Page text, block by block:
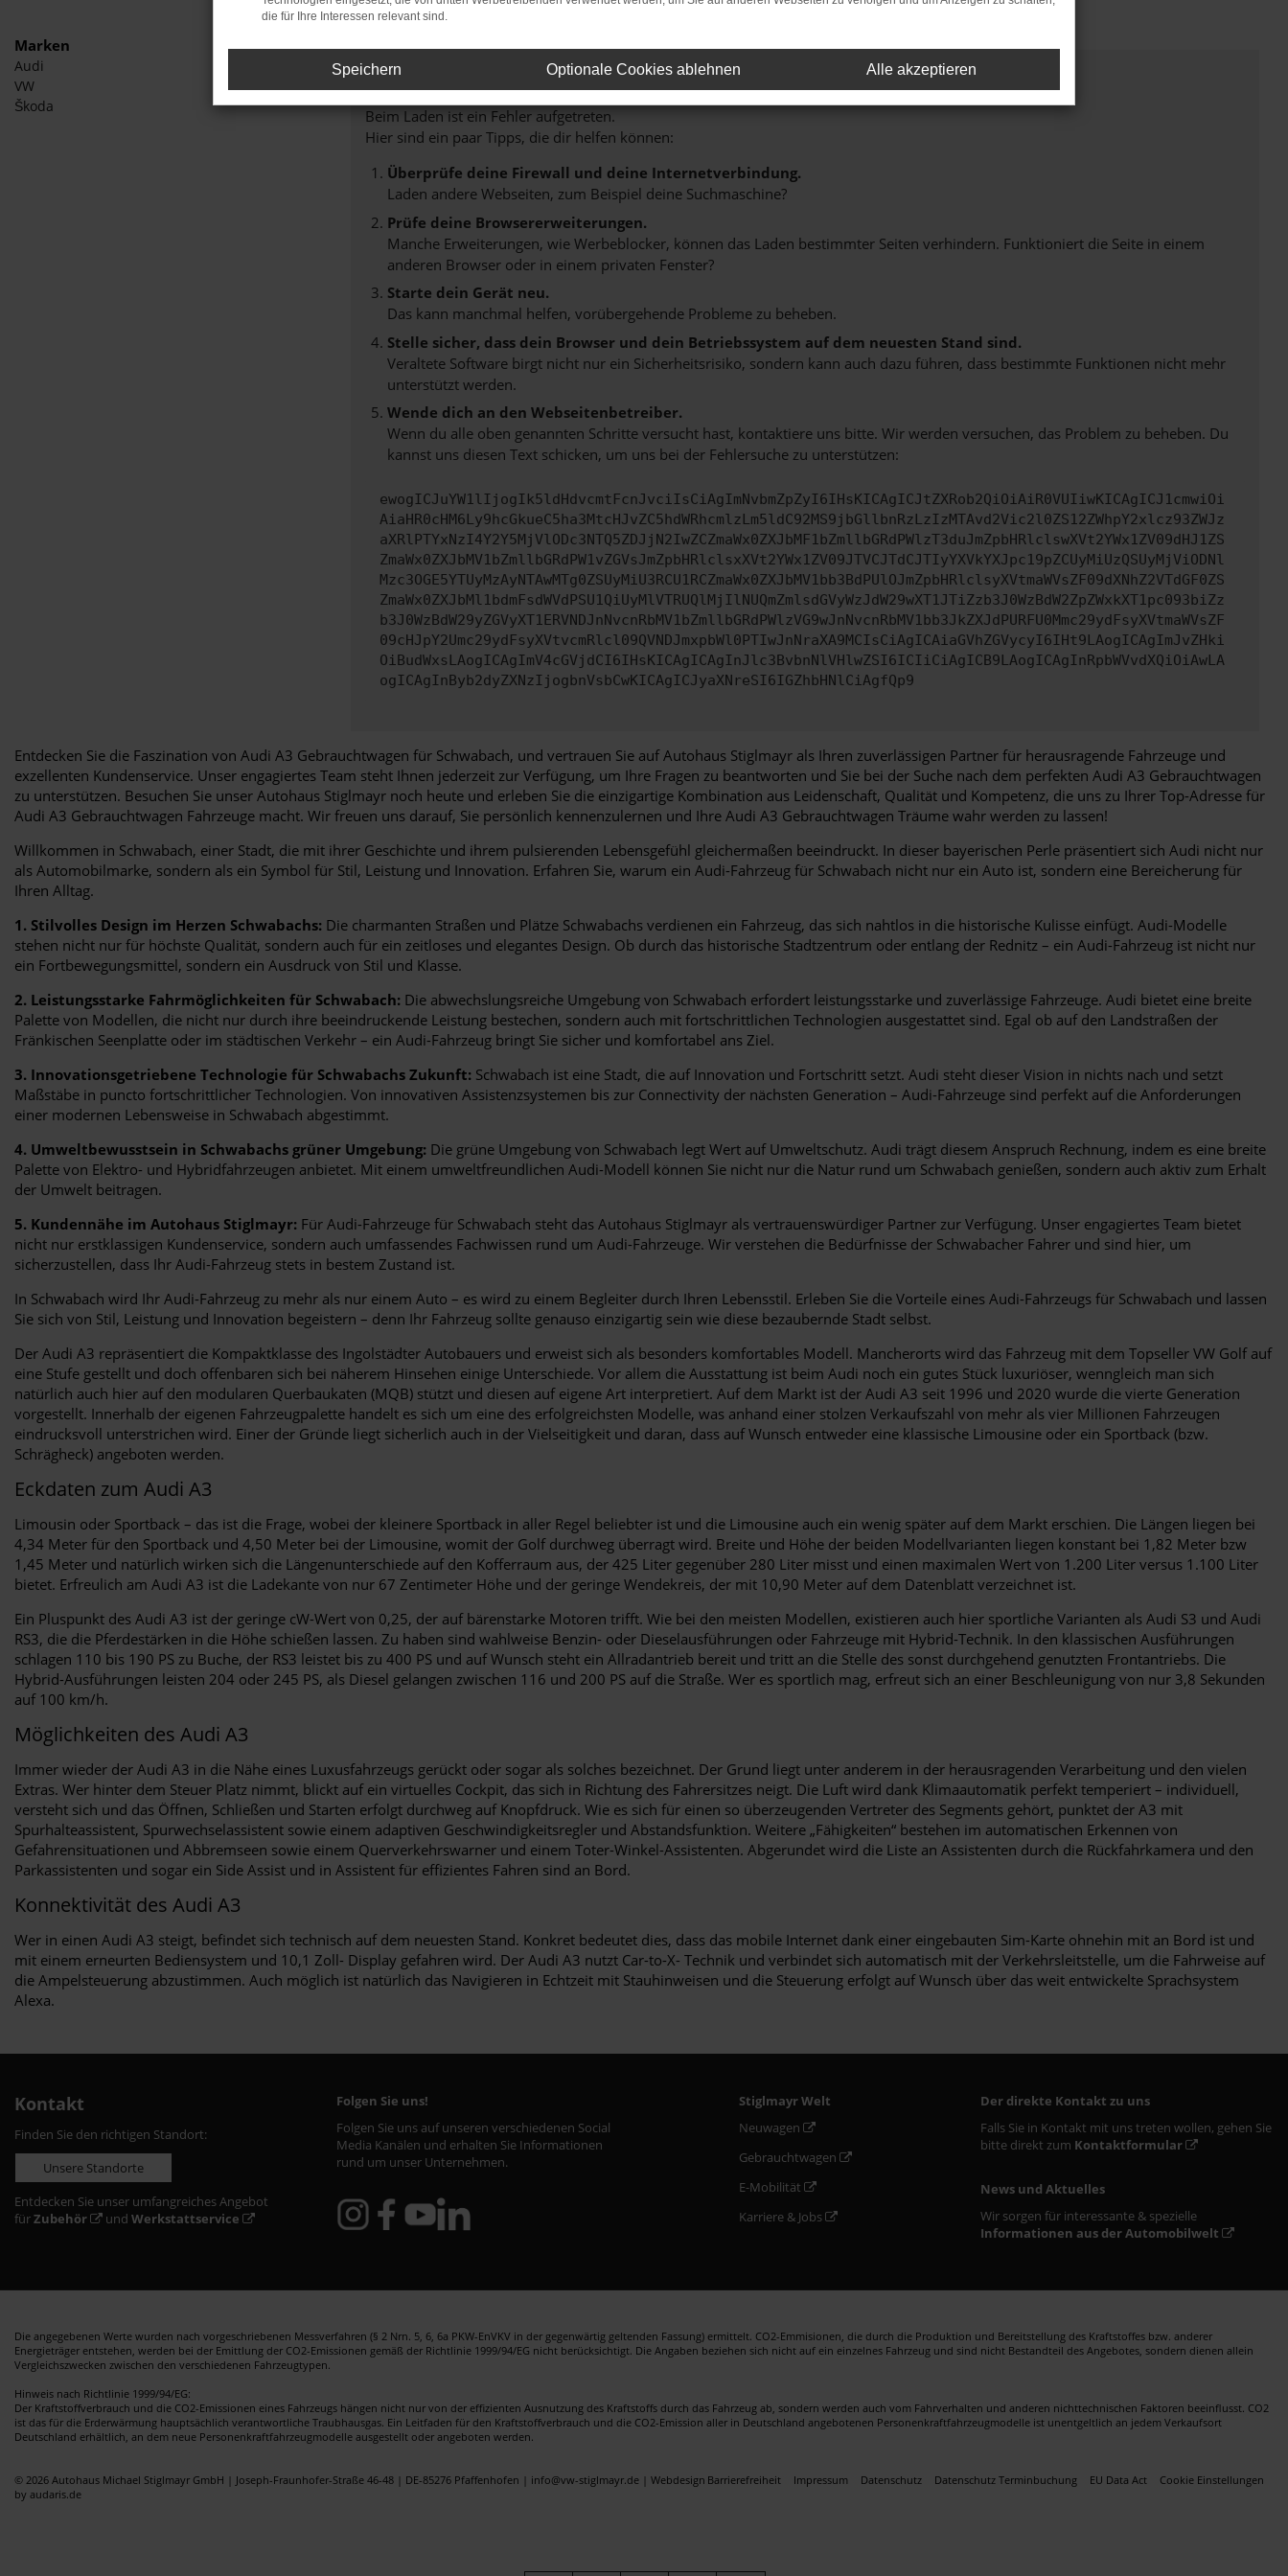
Marken
Audi
VW
Škoda
Fehler: Network Error
Beim Laden ist ein Fehler aufgetreten.
Hier sind ein paar Tipps, die dir helfen können:
Überprüfe deine Firewall und deine Internetverbindung.
Laden andere Webseiten, zum Beispiel deine Suchmaschine?
Prüfe deine Browsererweiterungen.
Manche Erweiterungen, wie Werbeblocker, können das Laden bestimmter Seiten verhindern. Funktioniert die Seite in einem
anderen Browser oder in einem privaten Fenster?
Starte dein Gerät neu.
Das kann manchmal helfen, vorübergehende Probleme zu beheben.
Stelle sicher, dass dein Browser und dein Betriebssystem auf dem neuesten Stand sind.
Veraltete Software birgt nicht nur ein Sicherheitsrisiko, sondern kann auch dazu führen, dass bestimmte Funktionen nicht mehr
unterstützt werden.
Wende dich an den Webseitenbetreiber.
Wenn du alle oben genannten Schritte versucht hast, kontaktiere uns bitte. Wir werden versuchen, das Problem zu beheben. Du
kannst uns diesen Text schicken, um uns bei der Fehlersuche zu unterstützen:
ewogICJuYW1lIjogIk5ldHdvcmtFcnJvciIsCiAgImNvbmZpZyI6IHsKICAgICJtZXRob2QiOiAiR0VUIiwKICAgICJ1cmwiOi
AiaHR0cHM6Ly9hcGkueC5ha3MtcHJvZC5hdWRhcmlzLm5ldC92MS9jbGllbnRzLzIzMTAvd2Vic2l0ZS12ZWhpY2xlcz93ZWJz
aXRlPTYxNzI4Y2Y5MjVlODc3NTQ5ZDJjN2IwZCZmaWx0ZXJbMF1bZmllbGRdPWlzT3duJmZpbHRlclswXVt2YWx1ZV09dHJ1ZS
ZmaWx0ZXJbMV1bZmllbGRdPW1vZGVsJmZpbHRlclsxXVt2YWx1ZV09JTVCJTdCJTIyYXVkYXJpc19pZCUyMiUzQSUyMjViODNl
Mzc3OGE5YTUyMzAyNTAwMTg0ZSUyMiU3RCU1RCZmaWx0ZXJbMV1bb3BdPUlOJmZpbHRlclsyXVtmaWVsZF09dXNhZ2VTdGF0ZS
ZmaWx0ZXJbMl1bdmFsdWVdPSU1QiUyMlVTRUQlMjIlNUQmZmlsdGVyWzJdW29wXT1JTiZzb3J0WzBdW2ZpZWxkXT1pc093biZz
b3J0WzBdW29yZGVyXT1ERVNDJnNvcnRbMV1bZmllbGRdPWlzVG9wJnNvcnRbMV1bb3JkZXJdPURFU0Mmc29ydFsyXVtmaWVsZF
09cHJpY2Umc29ydFsyXVtvcmRlcl09QVNDJmxpbWl0PTIwJnNraXA9MCIsCiAgICAiaGVhZGVycyI6IHt9LAogICAgImJvZHki
OiBudWxsLAogICAgImV4cGVjdCI6IHsKICAgICAgInJlc3BvbnNlVHlwZSI6ICIiCiAgICB9LAogICAgInRpbWVvdXQiOiAwLA
ogICAgInByb2dyZXNzIjogbnVsbCwKICAgICJyaXNreSI6IGZhbHNlCiAgfQp9
Entdecken Sie die Faszination von Audi A3 Gebrauchtwagen für Schwabach, und vertrauen Sie auf Autohaus Stiglmayr als Ihren zuverlässigen Partner für herausragende Fahrzeuge und
exzellenten Kundenservice. Unser engagiertes Team steht Ihnen jederzeit zur Verfügung, um Ihre Fragen zu beantworten und Sie bei der Suche nach dem perfekten Audi A3 Gebrauchtwagen
zu unterstützen. Besuchen Sie unser Autohaus Stiglmayr noch heute und erleben Sie die einzigartige Kombination aus Leidenschaft, Qualität und Kompetenz, die uns zu Ihrer Top-Adresse für
Audi A3 Gebrauchtwagen Fahrzeuge macht. Wir freuen uns darauf, Sie persönlich kennenzulernen und Ihre Audi A3 Gebrauchtwagen Träume wahr werden zu lassen!
Willkommen in Schwabach, einer Stadt, die mit ihrer Geschichte und ihrem pulsierenden Lebensgefühl gleichermaßen beeindruckt. In dieser bayerischen Perle präsentiert sich Audi nicht nur
als Automobilmarke, sondern als ein Symbol für Stil, Leistung und Innovation. Erfahren Sie, warum ein Audi-Fahrzeug für Schwabach nicht nur ein Auto ist, sondern eine Bereicherung für
Ihren Alltag.
1. Stilvolles Design im Herzen Schwabachs: Die charmanten Straßen und Plätze Schwabachs verdienen ein Fahrzeug, das sich nahtlos in die historische Kulisse einfügt. Audi-Modelle
stehen nicht nur für höchste Qualität, sondern auch für ein zeitloses und elegantes Design. Ob durch das historische Stadtzentrum oder entlang der Rednitz – ein Audi-Fahrzeug ist nicht nur
ein Fortbewegungsmittel, sondern ein Ausdruck von Stil und Klasse.
2. Leistungsstarke Fahrmöglichkeiten für Schwabach: Die abwechslungsreiche Umgebung von Schwabach erfordert leistungsstarke und zuverlässige Fahrzeuge. Audi bietet eine breite
Palette von Modellen, die nicht nur durch ihre beeindruckende Leistung bestechen, sondern auch mit fortschrittlichen Technologien ausgestattet sind. Egal ob auf den Landstraßen der
Fränkischen Seenplatte oder im städtischen Verkehr – ein Audi-Fahrzeug bringt Sie sicher und komfortabel ans Ziel.
3. Innovationsgetriebene Technologie für Schwabachs Zukunft: Schwabach ist eine Stadt, die auf Innovation und Fortschritt setzt. Audi steht dieser Vision in nichts nach und setzt
Maßstäbe in puncto fortschrittlicher Technologien. Von innovativen Assistenzsystemen bis zur Connectivity der nächsten Generation – Audi-Fahrzeuge sind perfekt auf die Anforderungen
einer modernen Lebensweise in Schwabach abgestimmt.
4. Umweltbewusstsein in Schwabachs grüner Umgebung: Die grüne Umgebung von Schwabach legt Wert auf Umweltschutz. Audi trägt diesem Anspruch Rechnung, indem es eine breite
Palette von Elektro- und Hybridfahrzeugen anbietet. Mit einem umweltfreundlichen Audi-Modell können Sie nicht nur die Natur rund um Schwabach genießen, sondern auch aktiv zum Erhalt
der Umwelt beitragen.
5. Kundennähe im Autohaus Stiglmayr: Für Audi-Fahrzeuge für Schwabach steht das Autohaus Stiglmayr als vertrauenswürdiger Partner zur Verfügung. Unser engagiertes Team bietet
nicht nur erstklassigen Kundenservice, sondern auch umfassendes Fachwissen rund um Audi-Fahrzeuge. Wir verstehen die Bedürfnisse der Schwabacher Fahrer und sind hier, um
sicherzustellen, dass Ihr Audi-Fahrzeug stets in bestem Zustand ist.
In Schwabach wird Ihr Audi-Fahrzeug zu mehr als nur einem Auto – es wird zu einem Begleiter durch Ihren Lebensstil. Erleben Sie die Vorteile eines Audi-Fahrzeugs für Schwabach und lassen
Sie sich von Stil, Leistung und Innovation begeistern – denn Ihr Fahrzeug sollte genauso einzigartig sein wie diese bezaubernde Stadt selbst.
Der Audi A3 repräsentiert die Kompaktklasse des Ingolstädter Autobauers und erweist sich als besonders komfortables Modell. Mancherorts wird das Fahrzeug mit dem Topseller VW Golf auf
eine Stufe gestellt und doch offenbaren sich bei näherem Hinsehen einige Unterschiede. Vor allem die Ausstattung ist beim Audi noch ein gutes Stück luxuriöser, wenngleich man sich
natürlich auch hier auf den modularen Querbaukaten (MQB) stützt und diesen auf eigene Art interpretiert. Auf dem Markt ist der Audi A3 seit 1996 und 2020 wurde die vierte Generation
vorgestellt. Innerhalb der eigenen Fahrzeugpalette handelt es sich um eine des erfolgreichsten Modelle, was anhand einer stolzen Verkaufszahl von mehr als vier Millionen Fahrzeugen
eindrucksvoll unterstrichen wird. Einer der Gründe liegt sicherlich auch in der Vielseitigkeit und daran, dass auf Wunsch entweder eine klassische Limousine oder ein Sportback (bzw.
Schrägheck) angeboten werden.
Eckdaten zum Audi A3
Limousin oder Sportback – das ist die Frage, wobei der kleinere Sportback in aller Regel beliebter ist und die Limousine auch ein wenig später auf dem Markt erschien. Die Längen liegen bei
4,34 Meter für den Sportback und 4,50 Meter bei der Limousine, womit der Golf durchweg überragt wird. Breite und Höhe der beiden Modellvarianten liegen konstant bei 1,82 Meter bzw
1,45 Meter und natürlich wirken sich die Längenunterschiede auf den Kofferraum aus, der 425 Liter gegenüber 280 Liter misst und einen maximalen Wert von 1.200 Liter versus 1.100 Liter
bietet. Erfreulich am Audi A3 ist die Ladekante von nur 67 Zentimeter Höhe und der geringe Wendekreis, der mit 10,90 Meter auf dem Datenblatt verzeichnet ist.
Ein Pluspunkt des Audi A3 ist der geringe cW-Wert von 0,25, der auf bärenstarke Motoren trifft. Wie bei den meisten Modellen, existieren auch hier sportliche Varianten als Audi S3 und Audi
RS3, die die Pferdestärken in die Höhe schießen lassen. Zu haben sind wahlweise Benzin- oder Dieselausführungen oder Fahrzeuge mit Hybrid-Technik. In den klassischen Ausführungen
schlagen 110 bis 190 PS zu Buche, der RS3 leistet bis zu 400 PS und auf Wunsch steht ein Allradantrieb bereit und tritt an die Stelle des sonst durchgehend genutzten Frontantriebs. Die
Hybrid-Ausführungen leisten 204 oder 245 PS, als Diesel gelangen zwischen 116 und 200 PS auf die Straße. Wer es sportlich mag, erfreut sich an einer Beschleunigung von nur 3,8 Sekunden
auf 100 km/h.
Möglichkeiten des Audi A3
Immer wieder der Audi A3 in die Nähe eines Luxusfahrzeugs gerückt oder sogar als solches bezeichnet. Der Grund liegt unter anderem in der herausragenden Verarbeitung und den vielen
Extras. Wer hinter dem Steuer Platz nimmt, blickt auf ein virtuelles Cockpit, das sich in Richtung des Fahrersitzes neigt. Die Luft wird dank Klimaautomatik perfekt temperiert – individuell,
versteht sich und das Öffnen, Schließen und Starten erfolgt durchweg auf Knopfdruck. Wie es sich für einen so überzeugenden Vertreter des Segments gehört, punktet der A3 mit
Spurhalteassistent, Spurwechselassistent sowie einem adaptiven Geschwindigkeitsregler und Abstandsfunktion. Weitere „Fähigkeiten“ bestehen im automatischen Erkennen von
Gefahrensituationen und Abbremseen sowie einem Querverkehrswarner und einem Toter-Winkel-Assistenten. Abgerundet wird die Liste an Assistenten durch die Rückfahrkamera und den
Parkassistenten und sogar ein Side Assist und in Assistent für effizientes Fahren sind an Bord.
Konnektivität des Audi A3
Wer in einen Audi A3 steigt, befindet sich technisch auf dem neuesten Stand. Konkret bedeutet dies, dass das mobile Internet dank einer eingebauten Sim-Karte ohnehin mit an Bord ist und
mit einem erneurten Bediensystem und 10,1 Zoll- Display gefahren wird. Der Audi A3 nutzt Car-to-X- Technik und verbindet sich automatisch mit der Verkehrsleitstelle, um die Fahrweise auf
die Ampelsteuerung abzustimmen. Auch möglich ist natürlich das Navigieren in Echtzeit mit Stauhinweisen und die Steuerung erfolgt auf Wunsch über das weit entwickelte Sprachsystem
Alexa.
Kontakt
Finden Sie den richtigen Standort:
Unsere Standorte
Entdecken Sie unser umfangreiches Angebot
fürZubehör und Werkstattservice
Folgen Sie uns!
Folgen Sie uns auf unseren verschiedenen Social
Media Kanälen und erhalten Sie Informationen
rund um unser Unternehmen.
Stiglmayr Welt
Neuwagen
Gebrauchtwagen
E-Mobilität
Karriere & Jobs
Der direkte Kontakt zu uns
Falls Sie in Kontakt mit uns treten wollen, gehen Sie
bitte direkt zum Kontaktformular
News und Aktuelles
Wir sorgen für interessante & spezielle
Informationen aus der Automobilwelt
Die angegebenen Werte wurden nach vorgeschriebenen Messverfahren (§ 2 Nrn. 5, 6, 6a PKW-EnVKV in der gegenwärtig geltenden Fassung) ermittelt. CO2-Emmisionen, die durch die Produktion und Bereitstellung des Kraftstoffes bzw. anderer
Energieträger entstehen, werden bei der Emittlung der CO2-Emissionen gemäß der Richtlinie 1999/94/EG nicht berücksichtigt. Die Angaben beziehen sich nicht auf ein einzelnes Fahrzeug und sind nicht Bestandteil des Angebotes, sondern dienen allein
Vergleichszwecken zwischen den verschiedenen Fahrzeugtypen.
Hinweis nach Richtlinie 1999/94/EG:
Der Kraftstoffverbrauch und die CO2-Emissionen eines Fahrzeugs hängen nicht nur von der effizienten Ausnutzung des Kraftstoffs durch das Fahrzeug ab, sondern werden auch vom Fahrverhalten und anderen nichttechnischen Faktoren beeinflusst. CO2
ist das für die Erderwärmung hauptsächlich verantwortliche Traubhausgas. Ein Leitfaden für den Kraftstoffverbrauch und die CO2-Emission aller in Deutschland angebotenen Personenkraftfahrzeugmodelle ist unentgeltlich an jedem Verkaufsort
Deutschland erhältlich, an dem neue Personenkraftfahrzeugmodelle ausgestellt oder angeboten werden.
Barrierefreiheit Impressum Datenschutz Datenschutz Terminbuchung EU Data Act Cookie Einstellungen
© 2026 Autohaus Michael Stiglmayr GmbH | Joseph-Fraunhofer-Straße 46-48 | DE-85276 Pfaffenhofen | info@vw-stiglmayr.de | Webdesign
by audaris.de
die für Ihre Interessen relevant sind.
Speichern Optionale Cookies ablehnen Alle akzeptieren